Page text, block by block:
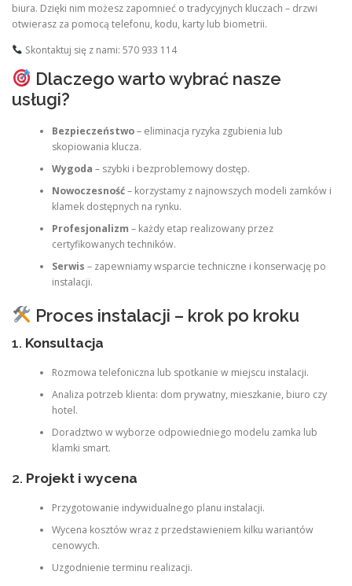
biura. Dzięki nim możesz zapomnieć o tradycyjnych kluczach – drzwi
otwierasz za pomocą telefonu, kodu, karty lub biometrii.
Skontaktuj się z nami: 570 933 114
Dlaczego warto wybrać nasze
usługi?
Bezpieczeństwo– eliminacja ryzyka zgubienia lub
skopiowania klucza.
Wygoda – szybki i bezproblemowy dostęp.
Nowoczesność– korzystamy z najnowszych modeli zamków i
klamek dostępnych na rynku.
Profesjonalizm – każdy etap realizowany przez
certyfikowanych techników.
Serwis – zapewniamy wsparcie techniczne i konserwację po
instalacji.
Proces instalacji – krok po kroku
1. Konsultacja
Rozmowa telefoniczna lub spotkanie w miejscu instalacji.
Analiza potrzeb klienta: dom prywatny, mieszkanie, biuro czy
hotel.
Doradztwo w wyborze odpowiedniego modelu zamka lub
klamki smart.
2. Projekt i wycena
Przygotowanie indywidualnego planu instalacji.
Wycena kosztów wraz z przedstawieniem kilku wariantów
cenowych.
Uzgodnienie terminu realizacji.